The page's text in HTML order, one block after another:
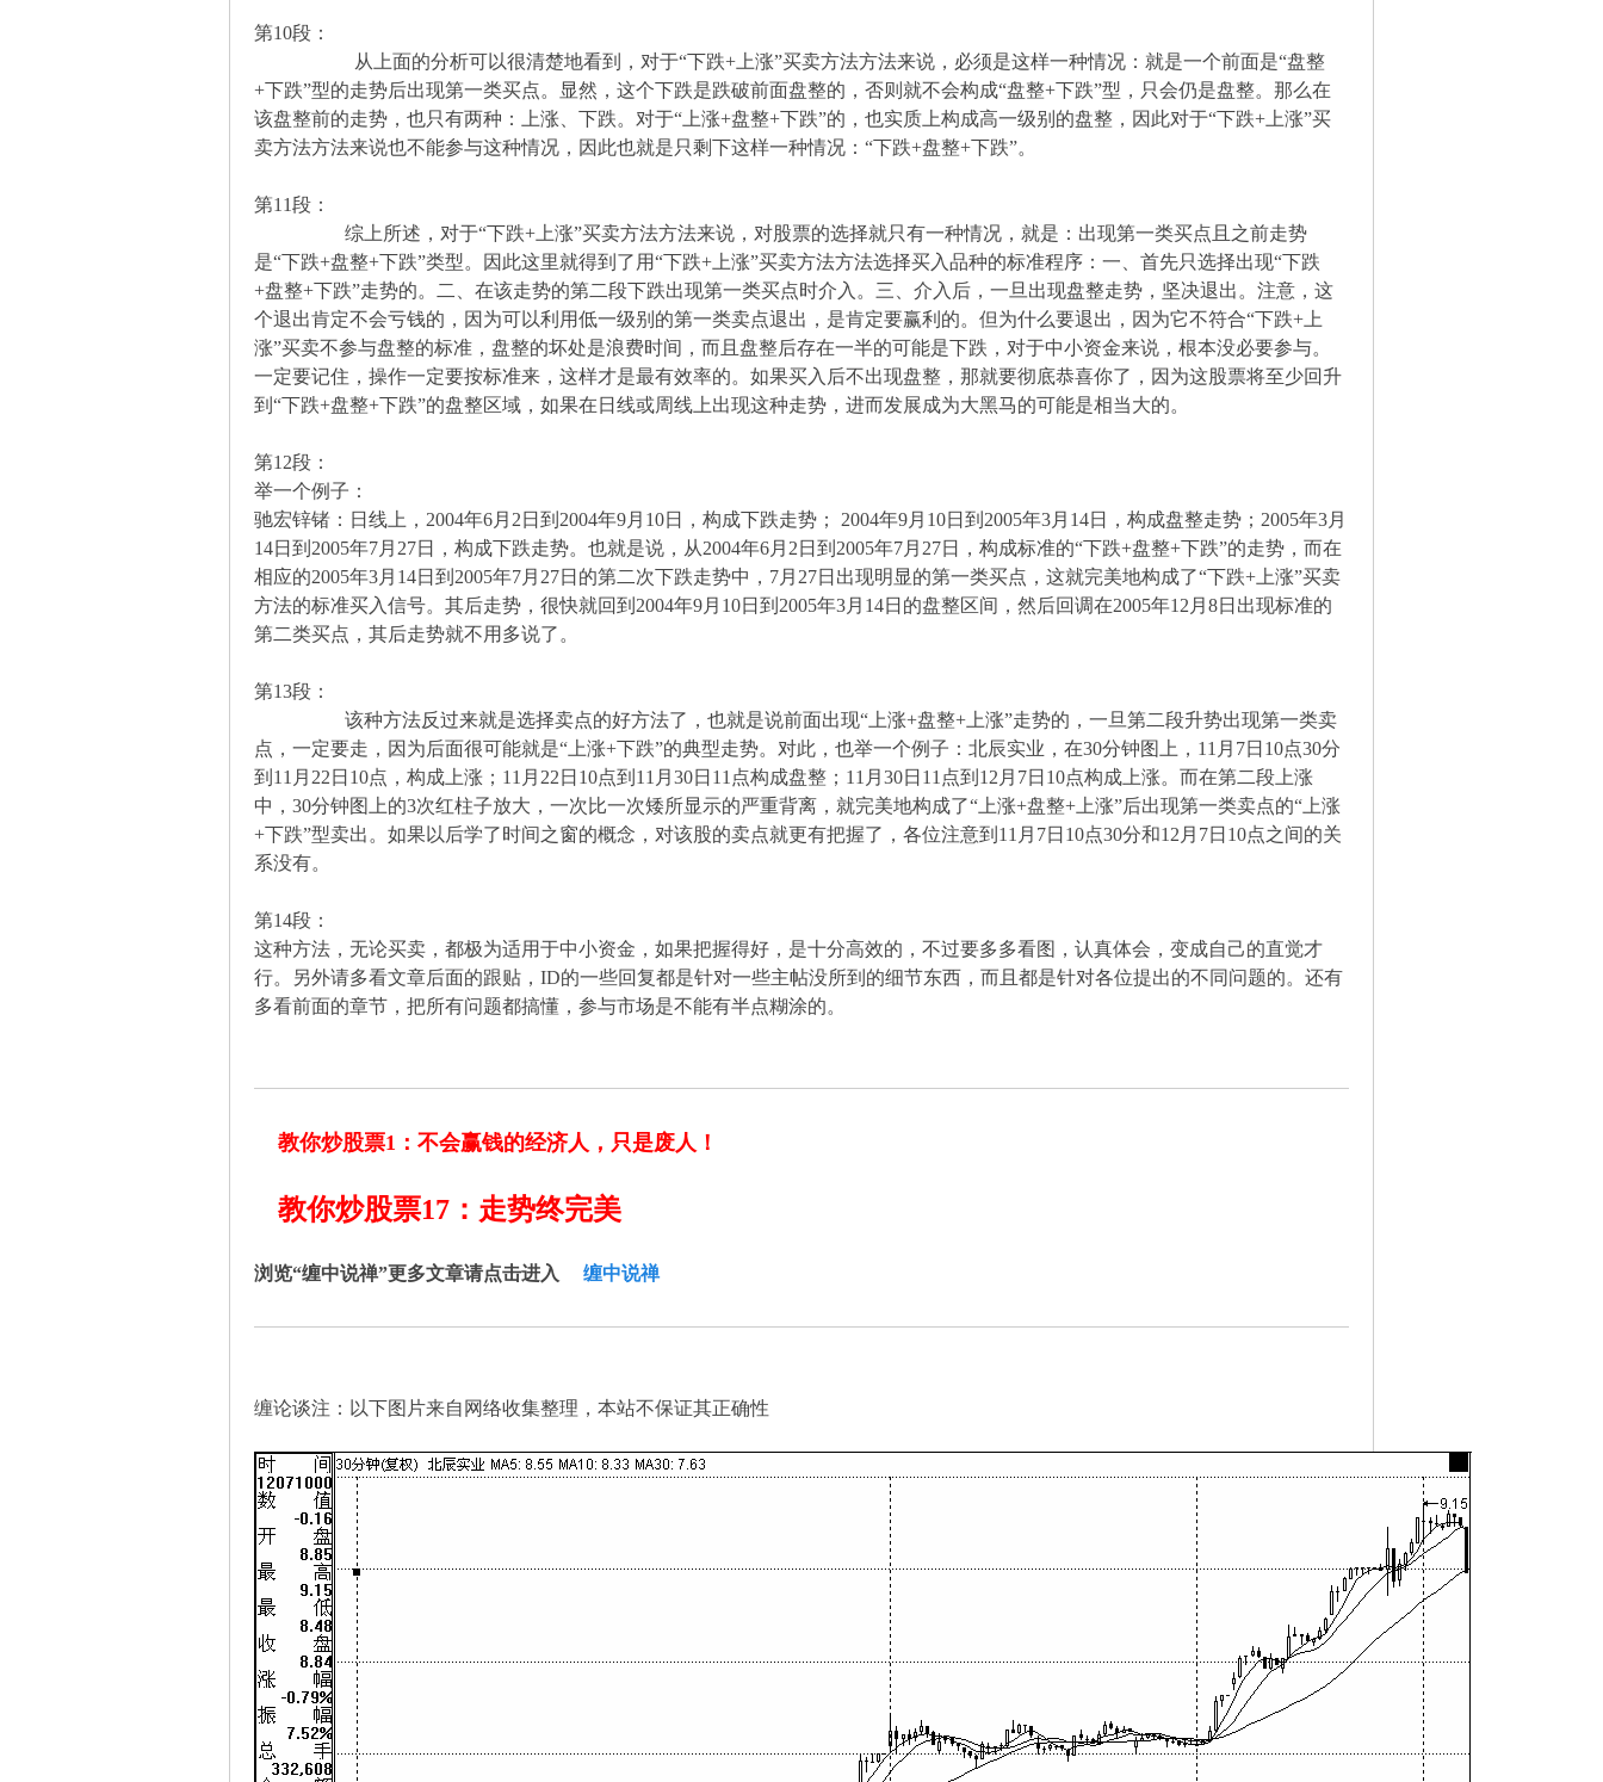
第10段：
从上面的分析可以很清楚地看到，对于“下跌+上涨”买卖方法方法来说，必须是这样一种情况：就是一个前面是“盘整
+下跌”型的走势后出现第一类买点。显然，这个下跌是跌破前面盘整的，否则就不会构成“盘整+下跌”型，只会仍是盘整。那么在
该盘整前的走势，也只有两种：上涨、下跌。对于“上涨+盘整+下跌”的，也实质上构成高一级别的盘整，因此对于“下跌+上涨”买
卖方法方法来说也不能参与这种情况，因此也就是只剩下这样一种情况：“下跌+盘整+下跌”。
第11段：
综上所述，对于“下跌+上涨”买卖方法方法来说，对股票的选择就只有一种情况，就是：出现第一类买点且之前走势
是“下跌+盘整+下跌”类型。因此这里就得到了用“下跌+上涨”买卖方法方法选择买入品种的标准程序：一、首先只选择出现“下跌
+盘整+下跌”走势的。二、在该走势的第二段下跌出现第一类买点时介入。三、介入后，一旦出现盘整走势，坚决退出。注意，这
个退出肯定不会亏钱的，因为可以利用低一级别的第一类卖点退出，是肯定要赢利的。但为什么要退出，因为它不符合“下跌+上
涨”买卖不参与盘整的标准，盘整的坏处是浪费时间，而且盘整后存在一半的可能是下跌，对于中小资金来说，根本没必要参与。
一定要记住，操作一定要按标准来，这样才是最有效率的。如果买入后不出现盘整，那就要彻底恭喜你了，因为这股票将至少回升
到“下跌+盘整+下跌”的盘整区域，如果在日线或周线上出现这种走势，进而发展成为大黑马的可能是相当大的。
第12段：
举一个例子：
驰宏锌锗：日线上，2004年6月2日到2004年9月10日，构成下跌走势； 2004年9月10日到2005年3月14日，构成盘整走势；2005年3月
14日到2005年7月27日，构成下跌走势。也就是说，从2004年6月2日到2005年7月27日，构成标准的“下跌+盘整+下跌”的走势，而在
相应的2005年3月14日到2005年7月27日的第二次下跌走势中，7月27日出现明显的第一类买点，这就完美地构成了“下跌+上涨”买卖
方法的标准买入信号。其后走势，很快就回到2004年9月10日到2005年3月14日的盘整区间，然后回调在2005年12月8日出现标准的
第二类买点，其后走势就不用多说了。
第13段：
该种方法反过来就是选择卖点的好方法了，也就是说前面出现“上涨+盘整+上涨”走势的，一旦第二段升势出现第一类卖
点，一定要走，因为后面很可能就是“上涨+下跌”的典型走势。对此，也举一个例子：北辰实业，在30分钟图上，11月7日10点30分
到11月22日10点，构成上涨；11月22日10点到11月30日11点构成盘整；11月30日11点到12月7日10点构成上涨。而在第二段上涨
中，30分钟图上的3次红柱子放大，一次比一次矮所显示的严重背离，就完美地构成了“上涨+盘整+上涨”后出现第一类卖点的“上涨
+下跌”型卖出。如果以后学了时间之窗的概念，对该股的卖点就更有把握了，各位注意到11月7日10点30分和12月7日10点之间的关
系没有。
第14段：
这种方法，无论买卖，都极为适用于中小资金，如果把握得好，是十分高效的，不过要多多看图，认真体会，变成自己的直觉才
行。另外请多看文章后面的跟贴，ID的一些回复都是针对一些主帖没所到的细节东西，而且都是针对各位提出的不同问题的。还有
多看前面的章节，把所有问题都搞懂，参与市场是不能有半点糊涂的。
教你炒股票1：不会赢钱的经济人，只是废人！
教你炒股票17：走势终完美
浏览“缠中说禅”更多文章请点击进入 缠中说禅
缠论谈注：以下图片来自网络收集整理，本站不保证其正确性